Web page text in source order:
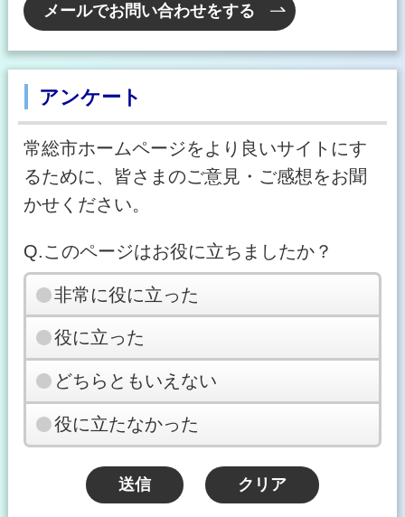
メールでお問い合わせをする
アンケート
常総市ホームページをより良いサイトにす
るために、皆さまのご意見・ご感想をお聞
かせください。
Q.このページはお役に立ちましたか？
非常に役に立った
役に立った
どちらともいえない
役に立たなかった